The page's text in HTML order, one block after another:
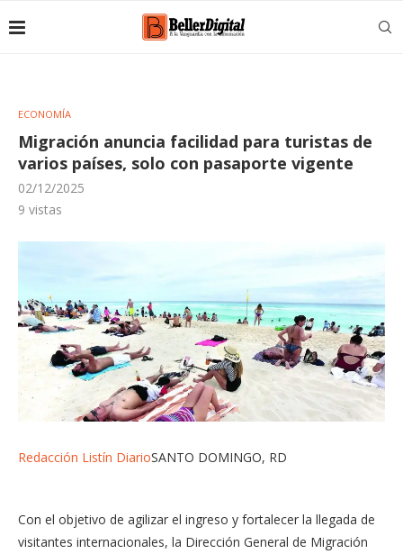
ECONOMÍA
Migración anuncia facilidad para turistas de
varios países, solo con pasaporte vigente
02/12/2025
9 vistas
Redacción Listín DiarioSANTO DOMINGO, RD
Con el objetivo de agilizar el ingreso y fortalecer la llegada de
visitantes internacionales, la Dirección General de Migración